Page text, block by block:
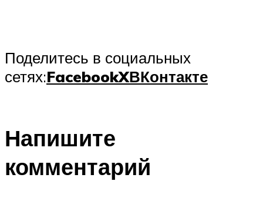
Поделитесь в социальных
сетях:FacebookXВКонтакте
Напишите
комментарий